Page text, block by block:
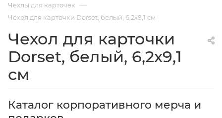
Чехлы для карточек —
Чехол для карточки Dorset, белый, 6,2х9,1 см
Чехол для карточки
Dorset, белый, 6,2х9,1
см
Каталог корпоративного мерча и